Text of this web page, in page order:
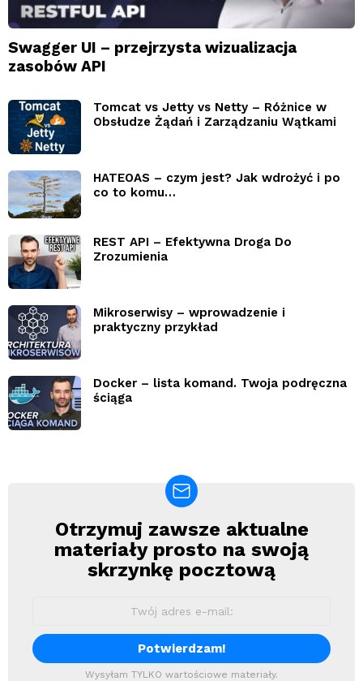
Swagger UI – przejrzysta wizualizacja
zasobów API
Tomcat vs Jetty vs Netty – Różnice w
Obsłudze Żądań i Zarządzaniu Wątkami
HATEOAS – czym jest? Jak wdrożyć i po
co to komu…
REST API – Efektywna Droga Do
Zrozumienia
Mikroserwisy – wprowadzenie i
praktyczny przykład
Docker – lista komand. Twoja podręczna
ściąga
Newsletter
Otrzymuj zawsze aktualne
materiały prosto na swoją
skrzynkę pocztową
Wysyłam TYLKO wartościowe materiały.